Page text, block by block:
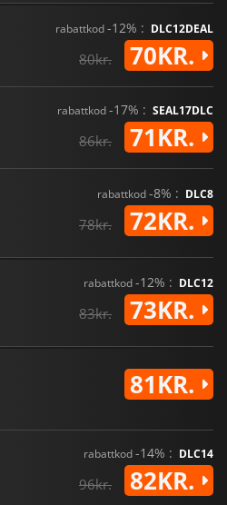
rabattkod-12% : DLC12DEAL
80kr. 70KR.
rabattkod-17% : SEAL17DLC
86kr. 71KR.
rabattkod-8% : DLC8
78kr. 72KR.
rabattkod-12% : DLC12
83kr. 73KR.
81KR.
rabattkod-14% : DLC14
96kr. 82KR.